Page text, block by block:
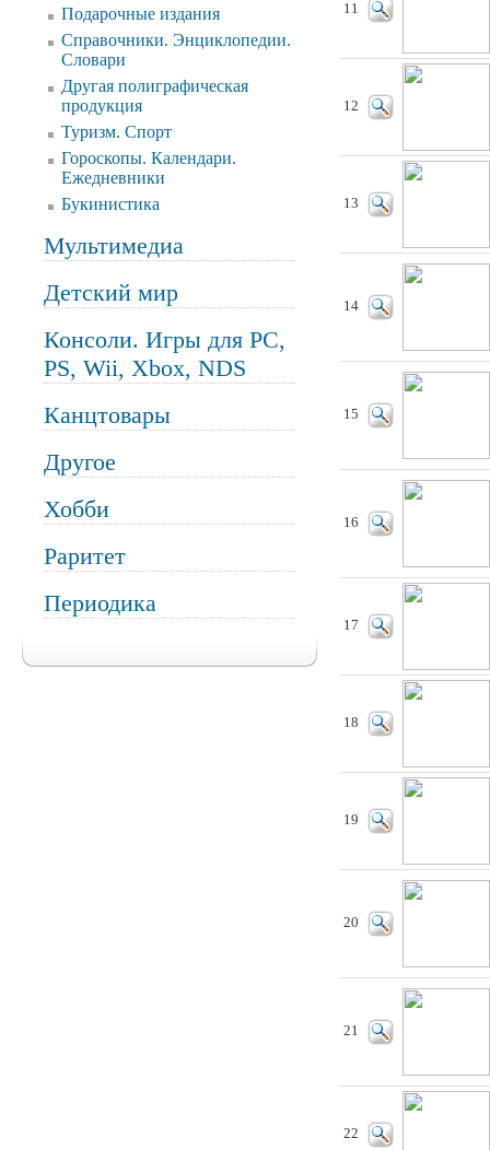
Подарочные издания
Справочники. Энциклопедии.
Словари
Другая полиграфическая
продукция
Туризм. Спорт
Гороскопы. Календари.
Ежедневники
Букинистика
Мультимедиа
Детский мир
Консоли. Игры для PC,
PS, Wii, Xbox, NDS
Канцтовары
Другое
Хобби
Раритет
Периодика
11
12
13
14
15
16
17
18
19
20
21
22